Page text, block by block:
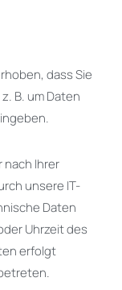
dass Sie
B. um Daten
Ihrer
unsere IT-
Daten
Uhrzeit des
erfolgt